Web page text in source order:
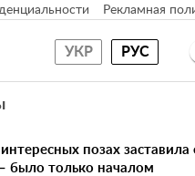
Рекламная
УКР РУС
позах заставила
было только началом